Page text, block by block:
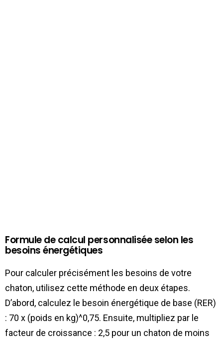
Formule de calcul personnalisée selon les
besoins énergétiques
Pour calculer précisément les besoins de votre
chaton, utilisez cette méthode en deux étapes.
D’abord, calculez le besoin énergétique de base (RER)
: 70 x (poids en kg)^0,75. Ensuite, multipliez par le
facteur de croissance : 2,5 pour un chaton de moins